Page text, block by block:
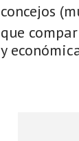
concejos
que
y